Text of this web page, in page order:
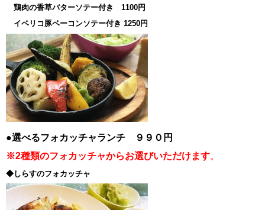
鶏肉の香草バターソテー付き 1100円
イベリコ豚ベーコンソテー付き 1250円
●選べるフォカッチャランチ ９９０円
※2種類のフォカッチャからお選びいただけます。
◆しらすのフォカッチャ